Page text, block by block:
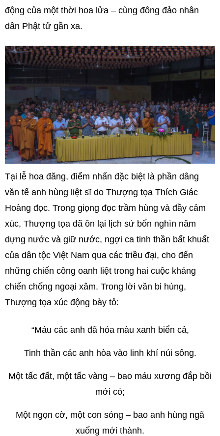
động của một thời hoa lửa – cùng đông đảo nhân
dân Phật tử gần xa.
Tại lễ hoa đăng, điểm nhấn đặc biệt là phần dâng
văn tế anh hùng liệt sĩ do Thượng tọa Thích Giác
Hoàng đọc. Trong giọng đọc trầm hùng và đầy cảm
xúc, Thượng tọa đã ôn lại lịch sử bốn nghìn năm
dựng nước và giữ nước, ngợi ca tinh thần bất khuất
của dân tộc Việt Nam qua các triều đại, cho đến
những chiến công oanh liệt trong hai cuộc kháng
chiến chống ngoại xâm. Trong lời văn bi hùng,
Thượng tọa xúc động bày tỏ:
“Máu các anh đã hóa màu xanh biển cả,
Tinh thần các anh hòa vào linh khí núi sông.
Một tấc đất, một tấc vàng – bao máu xương đắp bồi
mới có;
Một ngọn cờ, một con sóng – bao anh hùng ngã
xuống mới thành.